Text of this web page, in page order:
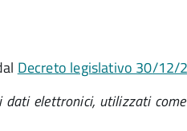
Decreto legislativo 30/12/
elettronici, utilizzati